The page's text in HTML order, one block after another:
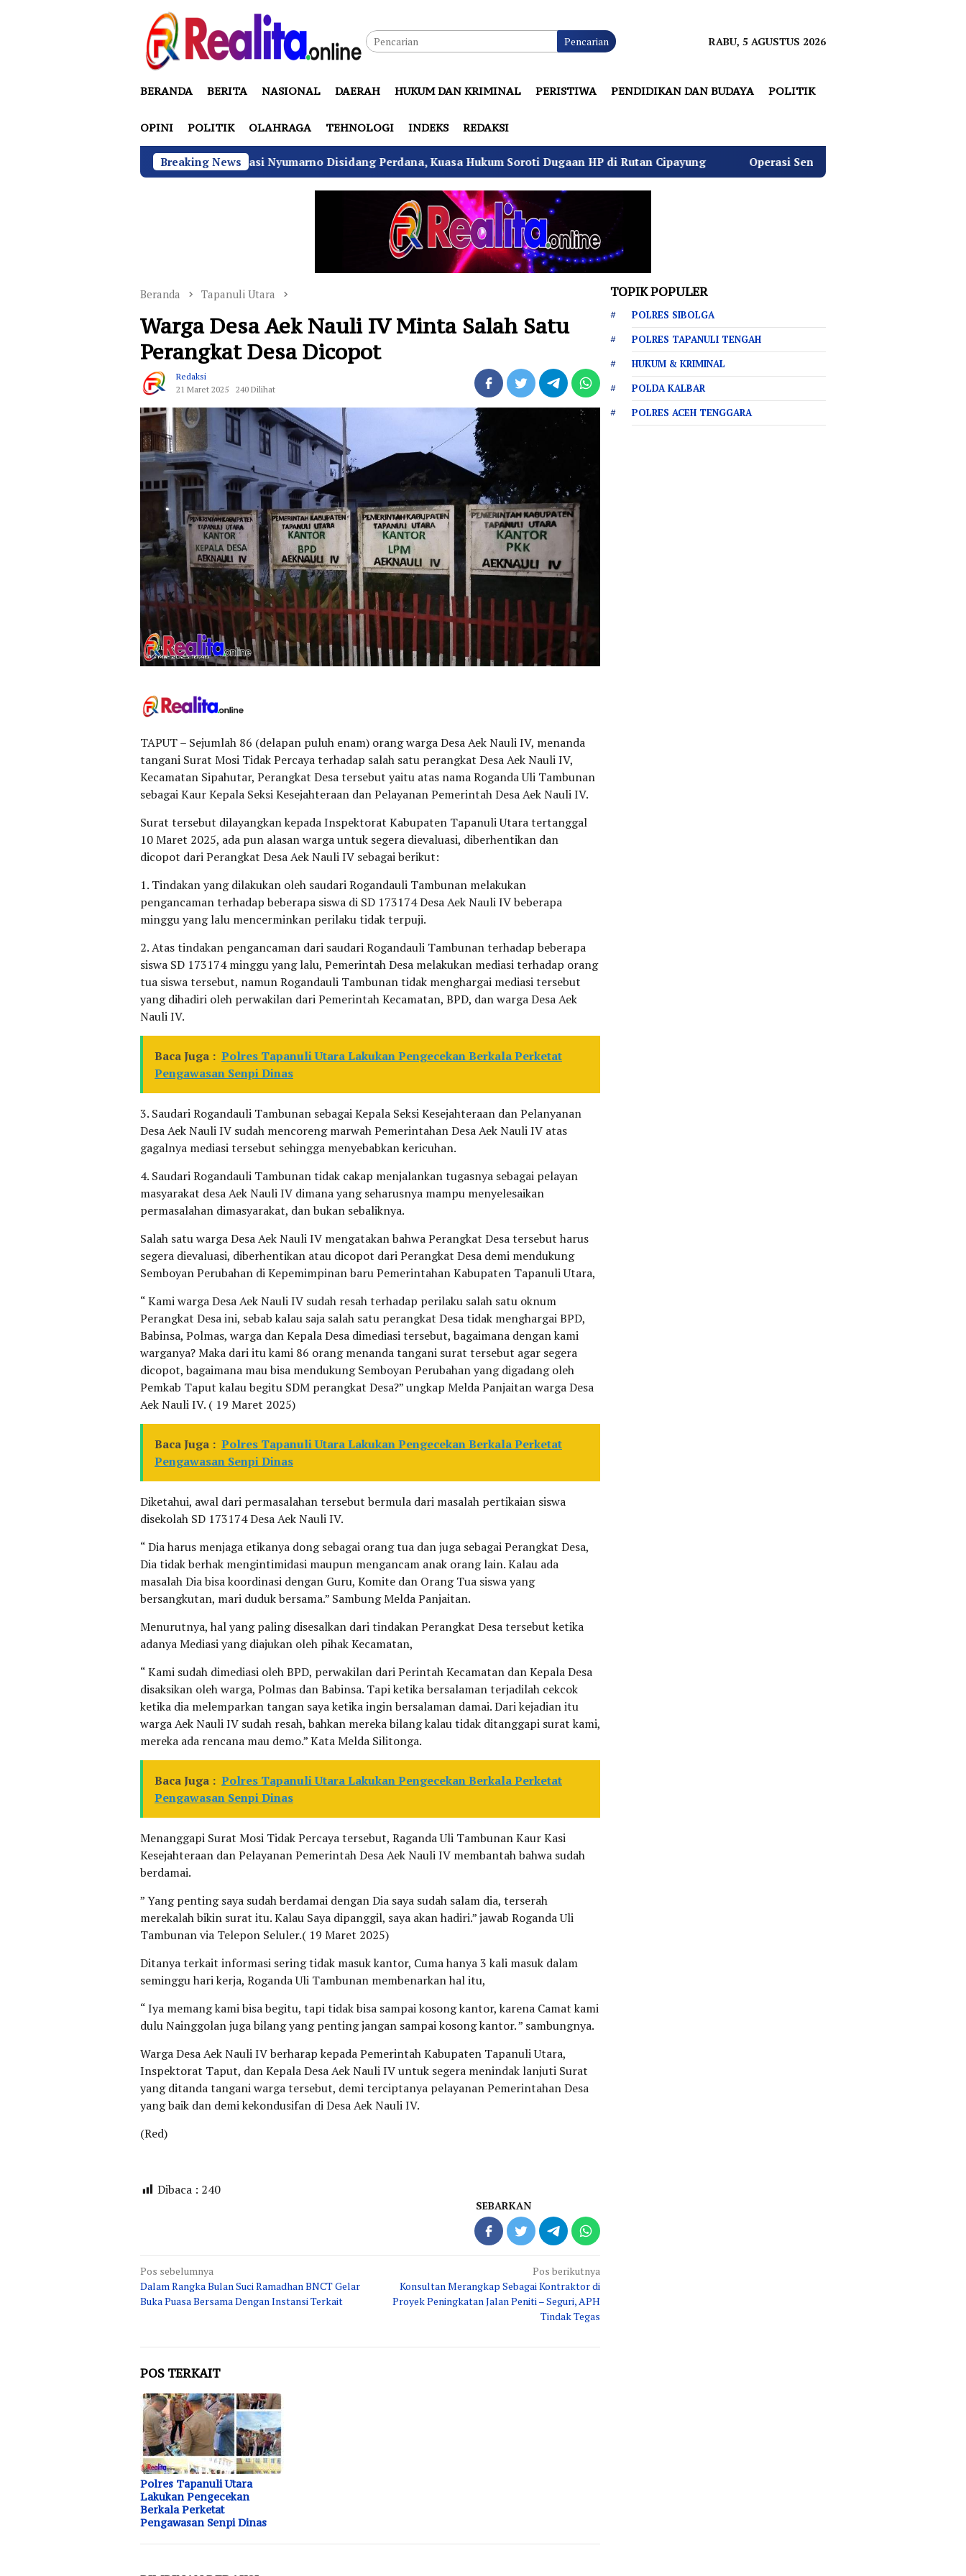
Pencarian RABU, 5 AGUSTUS 2026
BERANDA BERITA NASIONAL DAERAH HUKUM DAN KRIMINAL PERISTIWA PENDIDIKAN DAN BUDAYA POLITIK
OPINI POLITIK OLAHRAGA TEHNOLOGI INDEKS REDAKSI
Breaking News
Anggota DPRD Bekasi Nyumarno Disidang Perdana, Kuasa Hukum Soroti Dugaan HP di Rutan Cipayung Operasi Senyap Kejagung: Kantor dan Rumah Don
Beranda Tapanuli Utara
Warga Desa Aek Nauli IV Minta Salah Satu
Perangkat Desa Dicopot
Redaksi
21 Maret 2025
240 Dilihat
TAPUT – Sejumlah 86 (delapan puluh enam) orang warga Desa Aek Nauli IV, menanda
tangani Surat Mosi Tidak Percaya terhadap salah satu perangkat Desa Aek Nauli IV,
Kecamatan Sipahutar, Perangkat Desa tersebut yaitu atas nama Roganda Uli Tambunan
sebagai Kaur Kepala Seksi Kesejahteraan dan Pelayanan Pemerintah Desa Aek Nauli IV.
Surat tersebut dilayangkan kepada Inspektorat Kabupaten Tapanuli Utara tertanggal
10 Maret 2025, ada pun alasan warga untuk segera dievaluasi, diberhentikan dan
dicopot dari Perangkat Desa Aek Nauli IV sebagai berikut:
1. Tindakan yang dilakukan oleh saudari Rogandauli Tambunan melakukan
pengancaman terhadap beberapa siswa di SD 173174 Desa Aek Nauli IV beberapa
minggu yang lalu mencerminkan perilaku tidak terpuji.
2. Atas tindakan pengancaman dari saudari Rogandauli Tambunan terhadap beberapa
siswa SD 173174 minggu yang lalu, Pemerintah Desa melakukan mediasi terhadap orang
tua siswa tersebut, namun Rogandauli Tambunan tidak menghargai mediasi tersebut
yang dihadiri oleh perwakilan dari Pemerintah Kecamatan, BPD, dan warga Desa Aek
Nauli IV.
Baca Juga : Polres Tapanuli Utara Lakukan Pengecekan Berkala Perketat
Pengawasan Senpi Dinas
3. Saudari Rogandauli Tambunan sebagai Kepala Seksi Kesejahteraan dan Pelanyanan
Desa Aek Nauli IV sudah mencoreng marwah Pemerintahan Desa Aek Nauli IV atas
gagalnya mediasi tersebut sehingga menyebabkan kericuhan.
4. Saudari Rogandauli Tambunan tidak cakap menjalankan tugasnya sebagai pelayan
masyarakat desa Aek Nauli IV dimana yang seharusnya mampu menyelesaikan
permasalahan dimasyarakat, dan bukan sebaliknya.
Salah satu warga Desa Aek Nauli IV mengatakan bahwa Perangkat Desa tersebut harus
segera dievaluasi, diberhentikan atau dicopot dari Perangkat Desa demi mendukung
Semboyan Perubahan di Kepemimpinan baru Pemerintahan Kabupaten Tapanuli Utara,
“ Kami warga Desa Aek Nauli IV sudah resah terhadap perilaku salah satu oknum
Perangkat Desa ini, sebab kalau saja salah satu perangkat Desa tidak menghargai BPD,
Babinsa, Polmas, warga dan Kepala Desa dimediasi tersebut, bagaimana dengan kami
warganya? Maka dari itu kami 86 orang menanda tangani surat tersebut agar segera
dicopot, bagaimana mau bisa mendukung Semboyan Perubahan yang digadang oleh
Pemkab Taput kalau begitu SDM perangkat Desa?” ungkap Melda Panjaitan warga Desa
Aek Nauli IV. ( 19 Maret 2025)
Baca Juga : Polres Tapanuli Utara Lakukan Pengecekan Berkala Perketat
Pengawasan Senpi Dinas
Diketahui, awal dari permasalahan tersebut bermula dari masalah pertikaian siswa
disekolah SD 173174 Desa Aek Nauli IV.
“ Dia harus menjaga etikanya dong sebagai orang tua dan juga sebagai Perangkat Desa,
Dia tidak berhak mengintimidasi maupun mengancam anak orang lain. Kalau ada
masalah Dia bisa koordinasi dengan Guru, Komite dan Orang Tua siswa yang
bersangkutan, mari duduk bersama.” Sambung Melda Panjaitan.
Menurutnya, hal yang paling disesalkan dari tindakan Perangkat Desa tersebut ketika
adanya Mediasi yang diajukan oleh pihak Kecamatan,
“ Kami sudah dimediasi oleh BPD, perwakilan dari Perintah Kecamatan dan Kepala Desa
disaksikan oleh warga, Polmas dan Babinsa. Tapi ketika bersalaman terjadilah cekcok
ketika dia melemparkan tangan saya ketika ingin bersalaman damai. Dari kejadian itu
warga Aek Nauli IV sudah resah, bahkan mereka bilang kalau tidak ditanggapi surat kami,
mereka ada rencana mau demo.” Kata Melda Silitonga.
Baca Juga : Polres Tapanuli Utara Lakukan Pengecekan Berkala Perketat
Pengawasan Senpi Dinas
Menanggapi Surat Mosi Tidak Percaya tersebut, Raganda Uli Tambunan Kaur Kasi
Kesejahteraan dan Pelayanan Pemerintah Desa Aek Nauli IV membantah bahwa sudah
berdamai.
” Yang penting saya sudah berdamai dengan Dia saya sudah salam dia, terserah
merekalah bikin surat itu. Kalau Saya dipanggil, saya akan hadiri.” jawab Roganda Uli
Tambunan via Telepon Seluler.( 19 Maret 2025)
Ditanya terkait informasi sering tidak masuk kantor, Cuma hanya 3 kali masuk dalam
seminggu hari kerja, Roganda Uli Tambunan membenarkan hal itu,
“ Iya memang kami bisa begitu, tapi tidak bisa sampai kosong kantor, karena Camat kami
dulu Nainggolan juga bilang yang penting jangan sampai kosong kantor. ” sambungnya.
Warga Desa Aek Nauli IV berharap kepada Pemerintah Kabupaten Tapanuli Utara,
Inspektorat Taput, dan Kepala Desa Aek Nauli IV untuk segera menindak lanjuti Surat
yang ditanda tangani warga tersebut, demi terciptanya pelayanan Pemerintahan Desa
yang baik dan demi kekondusifan di Desa Aek Nauli IV.
(Red)
Dibaca : 240
SEBARKAN
Navigasi
pos
Pos sebelumnya
Dalam Rangka Bulan Suci Ramadhan BNCT Gelar
Buka Puasa Bersama Dengan Instansi Terkait
Pos berikutnya
Konsultan Merangkap Sebagai Kontraktor di
Proyek Peningkatan Jalan Peniti – Seguri, APH
Tindak Tegas
POS TERKAIT
Polres Tapanuli Utara
Lakukan Pengecekan
Berkala Perketat
Pengawasan Senpi Dinas
TOPIK POPULER
POLRES SIBOLGA
POLRES TAPANULI TENGAH
HUKUM & KRIMINAL
POLDA KALBAR
POLRES ACEH TENGGARA